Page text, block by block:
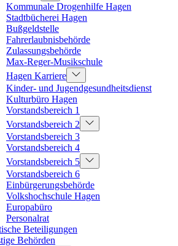
Kommunale Drogenhilfe Hagen
Stadtbücherei Hagen
Bußgeldstelle
Fahrerlaubnisbehörde
Zulassungsbehörde
Max-Reger-Musikschule
Hagen Karriere
Kinder- und Jugendgesundheitsdienst
Kulturbüro Hagen
Vorstandsbereich 1
Vorstandsbereich 2
Vorstandsbereich 3
Vorstandsbereich 4
Vorstandsbereich 5
Vorstandsbereich 6
Einbürgerungsbehörde
Volkshochschule Hagen
Europabüro
Personalrat
Beteiligungen
Behörden